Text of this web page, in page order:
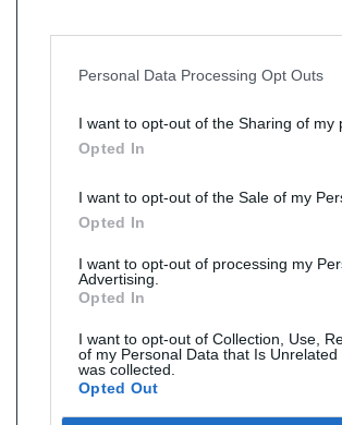
Personal Data Processing Opt Outs
I want to opt-out of the Sharing of my
Opted In
I want to opt-out of the Sale of my
Opted In
I want to opt-out of processing my
Advertising.
Opted In
I want to opt-out of Collection, Use,
of my Personal Data that Is
was collected.
Opted Out